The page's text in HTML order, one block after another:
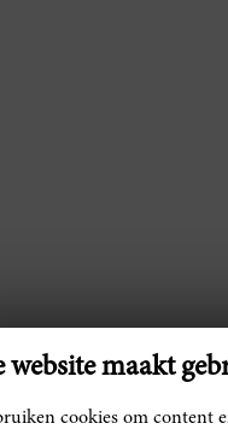
website maakt
cookies om content